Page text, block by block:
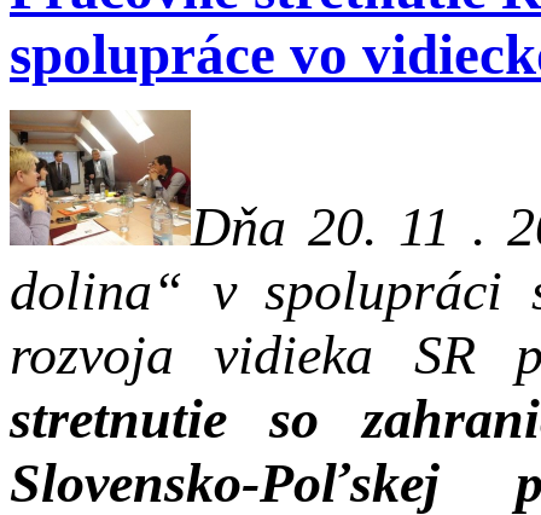
spolupráce vo
Dňa 20. 11 .
dolina“ v spolupráci
rozvoja vidieka SR
stretnutie so
Slovensko-Poľskej